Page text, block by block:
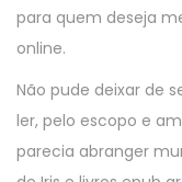
para quem deseja
online.
Não pude deixar de
ler, pelo escopo e
parecia abranger